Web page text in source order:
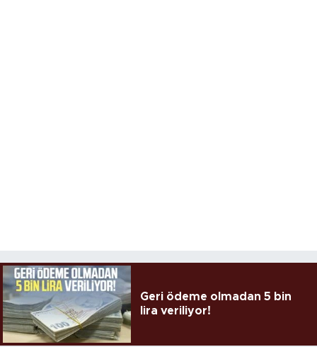
Geri ödeme olmadan 5 bin
lira veriliyor!